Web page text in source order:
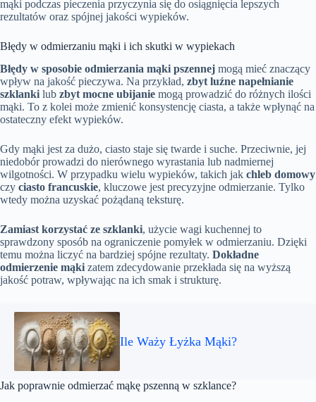
mąki podczas pieczenia przyczynia się do osiągnięcia lepszych
rezultatów oraz spójnej jakości wypieków.
Błędy w odmierzaniu mąki i ich skutki w wypiekach
Błędy w sposobie odmierzania mąki pszennej mogą mieć znaczący
wpływ na jakość pieczywa. Na przykład, zbyt luźne napełnianie
szklanki lub zbyt mocne ubijanie mogą prowadzić do różnych ilości
mąki. To z kolei może zmienić konsystencję ciasta, a także wpłynąć na
ostateczny efekt wypieków.
Gdy mąki jest za dużo, ciasto staje się twarde i suche. Przeciwnie, jej
niedobór prowadzi do nierównego wyrastania lub nadmiernej
wilgotności. W przypadku wielu wypieków, takich jak chleb domowy
czy ciasto francuskie, kluczowe jest precyzyjne odmierzanie. Tylko
wtedy można uzyskać pożądaną teksturę.
Zamiast korzystać ze szklanki, użycie wagi kuchennej to
sprawdzony sposób na ograniczenie pomyłek w odmierzaniu. Dzięki
temu można liczyć na bardziej spójne rezultaty. Dokładne
odmierzenie mąki zatem zdecydowanie przekłada się na wyższą
jakość potraw, wpływając na ich smak i strukturę.
Ile Waży Łyżka Mąki?
Jak poprawnie odmierzać mąkę pszenną w szklance?